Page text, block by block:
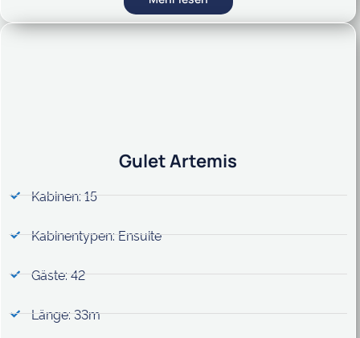
Gulet Artemis
Kabinen: 15
Kabinentypen: Ensuite
Gäste: 42
Länge: 33m